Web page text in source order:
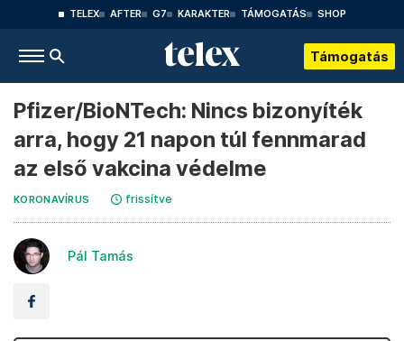
TELEX AFTER G7 KARAKTER TÁMOGATÁS SHOP
Támogatás
Pfizer/BioNTech: Nincs bizonyíték
arra, hogy 21 napon túl fennmarad
az első vakcina védelme
KORONAVÍRUS frissítve
Pál Tamás